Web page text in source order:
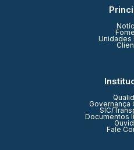
Unidades
Governança
SIC/
Documentos
Fale